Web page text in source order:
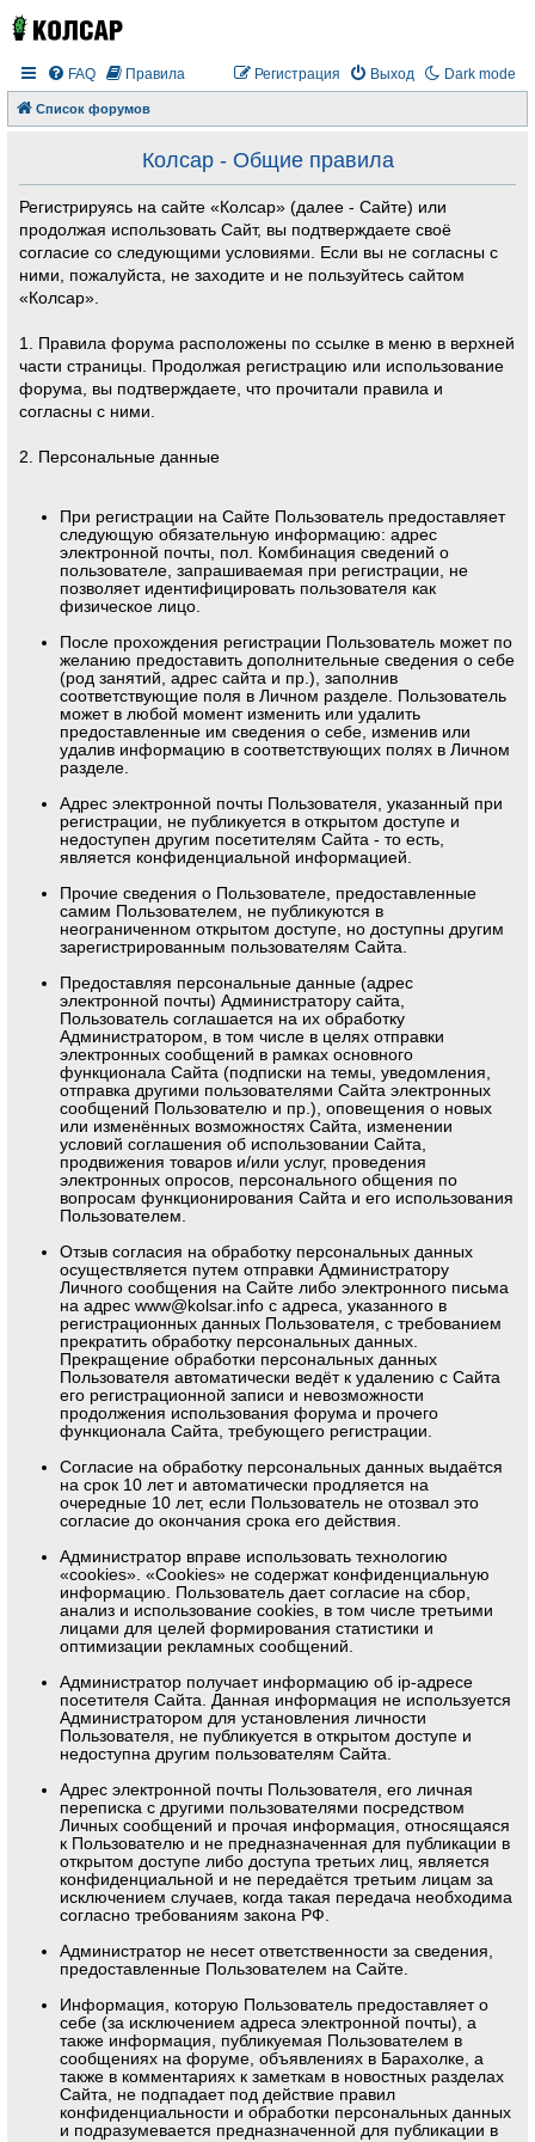
Dark mode
FAQ Правила Выход
Регистрация
Список форумов
Колсар - Общие правила
Регистрируясь на сайте «Колсар» (далее - Сайте) или
продолжая использовать Сайт, вы подтверждаете своё
согласие со следующими условиями. Если вы не согласны с
ними, пожалуйста, не заходите и не пользуйтесь сайтом
«Колсар».
1. Правила форума расположены по ссылке в меню в верхней
части страницы. Продолжая регистрацию или использование
форума, вы подтверждаете, что прочитали правила и
согласны с ними.
2. Персональные данные
При регистрации на Сайте Пользователь предоставляет
следующую обязательную информацию: адрес
электронной почты, пол. Комбинация сведений о
пользователе, запрашиваемая при регистрации, не
позволяет идентифицировать пользователя как
физическое лицо.
После прохождения регистрации Пользователь может по
желанию предоставить дополнительные сведения о себе
(род занятий, адрес сайта и пр.), заполнив
соответствующие поля в Личном разделе. Пользователь
может в любой момент изменить или удалить
предоставленные им сведения о себе, изменив или
удалив информацию в соответствующих полях в Личном
разделе.
Адрес электронной почты Пользователя, указанный при
регистрации, не публикуется в открытом доступе и
недоступен другим посетителям Сайта - то есть,
является конфиденциальной информацией.
Прочие сведения о Пользователе, предоставленные
самим Пользователем, не публикуются в
неограниченном открытом доступе, но доступны другим
зарегистрированным пользователям Сайта.
Предоставляя персональные данные (адрес
электронной почты) Администратору сайта,
Пользователь соглашается на их обработку
Администратором, в том числе в целях отправки
электронных сообщений в рамках основного
функционала Сайта (подписки на темы, уведомления,
отправка другими пользователями Сайта электронных
сообщений Пользователю и пр.), оповещения о новых
или изменённых возможностях Сайта, изменении
условий соглашения об использовании Сайта,
продвижения товаров и/или услуг, проведения
электронных опросов, персонального общения по
вопросам функционирования Сайта и его использования
Пользователем.
Отзыв согласия на обработку персональных данных
осуществляется путем отправки Администратору
Личного сообщения на Сайте либо электронного письма
на адресwww@kolsar.info с адреса, указанного в
регистрационных данных Пользователя, с требованием
прекратить обработку персональных данных.
Прекращение обработки персональных данных
Пользователя автоматически ведёт к удалению с Сайта
его регистрационной записи и невозможности
продолжения использования форума и прочего
функционала Сайта, требующего регистрации.
Согласие на обработку персональных данных выдаётся
на срок 10 лет и автоматически продляется на
очередные 10 лет, если Пользователь не отозвал это
согласие до окончания срока его действия.
Администратор вправе использовать технологию
«cookies». «Cookies» не содержат конфиденциальную
информацию. Пользователь дает согласие на сбор,
анализ и использование cookies, в том числе третьими
лицами для целей формирования статистики и
оптимизации рекламных сообщений.
Администратор получает информацию об ip-адресе
посетителя Сайта. Данная информация не используется
Администратором для установления личности
Пользователя, не публикуется в открытом доступе и
недоступна другим пользователям Сайта.
Адрес электронной почты Пользователя, его личная
переписка с другими пользователями посредством
Личных сообщений и прочая информация, относящаяся
к Пользователю и не предназначенная для публикации в
открытом доступе либо доступа третьих лиц, является
конфиденциальной и не передаётся третьим лицам за
исключением случаев, когда такая передача необходима
согласно требованиям закона РФ.
Администратор не несет ответственности за сведения,
предоставленные Пользователем на Сайте.
Информация, которую Пользователь предоставляет о
себе (за исключением адреса электронной почты), а
также информация, публикуемая Пользователем в
сообщениях на форуме, объявлениях в Барахолке, а
также в комментариях к заметкам в новостных разделах
Сайта, не подпадает под действие правил
конфиденциальности и обработки персональных данных
и подразумевается предназначенной для публикации в